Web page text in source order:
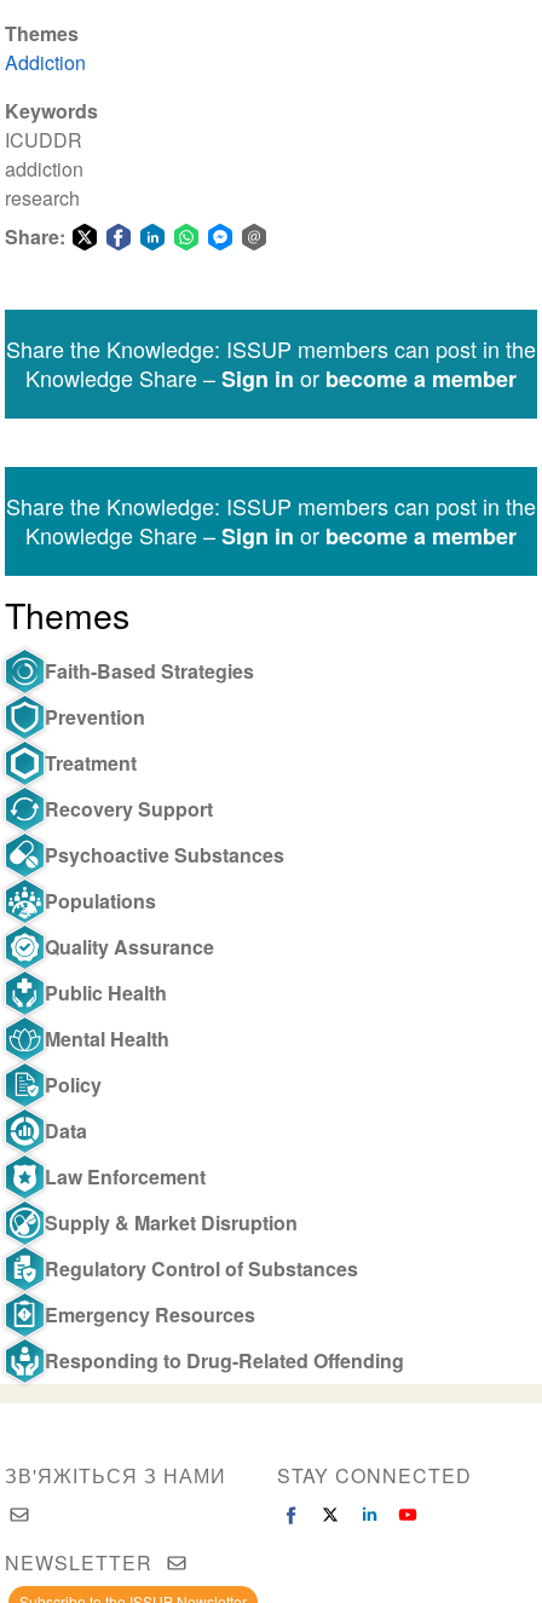
Themes
Addiction
Keywords
ICUDDR
addiction
research
Share:
Messenger
Share the Knowledge: ISSUP members can post in the
Knowledge Share –Sign in or become a member
Share the Knowledge: ISSUP members can post in the
Knowledge Share –Sign in or become a member
Themes
Faith-Based Strategies
Prevention
Treatment
Recovery Support
Psychoactive Substances
Populations
Quality Assurance
Public Health
Mental Health
Policy
Data
Law Enforcement
Supply & Market Disruption
Regulatory Control of Substances
Emergency Resources
Responding to Drug-Related Offending
ЗВ'ЯЖІТЬСЯ З НАМИ STAY CONNECTED
NEWSLETTER